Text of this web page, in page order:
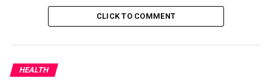
CLICK TO COMMENT
HEALTH